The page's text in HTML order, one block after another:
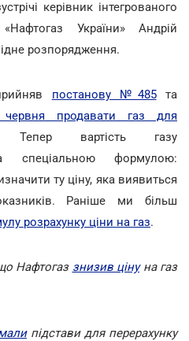
керівник інтегрованого
України» Андрій
розпорядження.
постанову №485та
продавати газ для
вартість газу
спеціальною формулою:
ту ціну, яка виявиться
Раніше ми більш
розрахунку ціни на газ.
Нафтогаз знизив цінуна газ
підстави для перерахунку